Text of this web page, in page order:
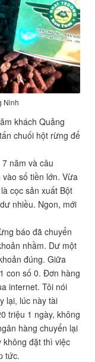
Ninh
khách Quảng
chuối hột rừng để
năm và câu
số tiền lớn. Vừa
cọc sản xuất Bột
nhiều. Ngon, mới
báo đã chuyển
nhầm. Dư một
đúng. Giữa
con số 0. Đơn hàng
internet. Tôi nói
lại, lúc này tài
triệu 1 ngày, không
hàng chuyển lại
không đặt thì việc
tức.